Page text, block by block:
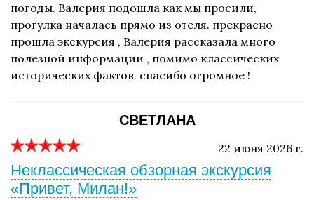
погоды. Валерия подошла как мы просили,
прогулка началась прямо из отеля. прекрасно
прошла экскурсия , Валерия рассказала много
полезной информации , помимо классических
исторических фактов. спасибо огромное !
СВЕТЛАНА
22 июня 2026 г.
Неклассическая обзорная экскурсия
«Привет, Милан!»